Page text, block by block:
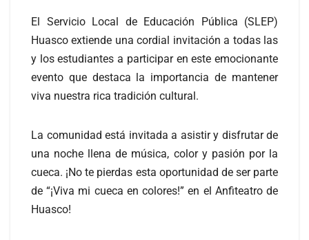
El Servicio Local de Educación Pública (SLEP)
Huasco extiende una cordial invitación a todas las
y los estudiantes a participar en este emocionante
evento que destaca la importancia de mantener
viva nuestra rica tradición cultural.
La comunidad está invitada a asistir y disfrutar de
una noche llena de música, color y pasión por la
cueca. ¡No te pierdas esta oportunidad de ser parte
de “¡Viva mi cueca en colores!” en el Anfiteatro de
Huasco!